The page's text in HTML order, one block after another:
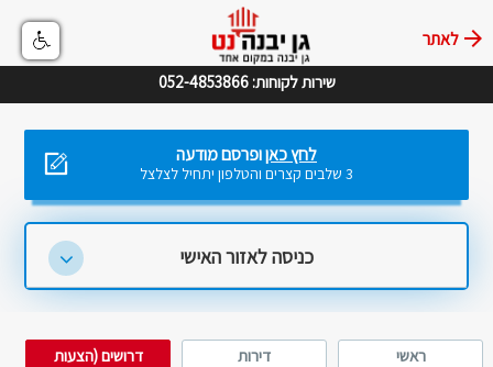
לאתר
שירות לקוחות: 052-4853866
לחץ כאןופרסם מודעה
3 שלבים קצרים והטלפון יתחיל לצלצל
כניסה לאזור האישי
ראשי דירות
דרושים (הצעות